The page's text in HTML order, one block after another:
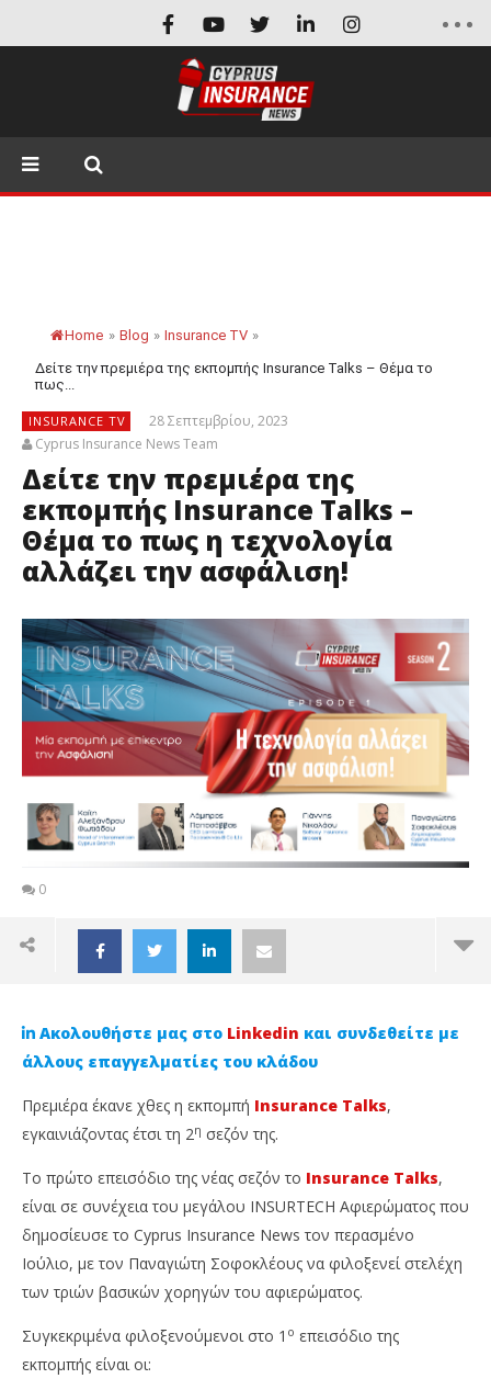
Home » Blog » Insurance TV »
Δείτε την πρεμιέρα της εκπομπής Insurance Talks – Θέμα το
πως...
INSURANCE TV
28 Σεπτεμβρίου, 2023
Cyprus Insurance News Team
Δείτε την πρεμιέρα της
εκπομπής Insurance Talks –
Θέμα το πως η τεχνολογία
αλλάζει την ασφάλιση!
0
NOW VIEWING
Δείτε την πρεμιέρα της εκπομπής Insurance Talks
– Θέμα το πως η τεχνολογία αλλάζει την
ασφάλιση!
Ακολουθήστε μας στο Linkedin και συνδεθείτε με
άλλους επαγγελματίες του κλάδου
Πρεμιέρα έκανε χθες η εκπομπή Insurance Talks,
εγκαινιάζοντας έτσι τη 2η σεζόν της.
Το πρώτο επεισόδιο της νέας σεζόν το Insurance Talks,
είναι σε συνέχεια του μεγάλου INSURTECH Αφιερώματος που
δημοσίευσε το Cyprus Insurance News τον περασμένο
Ιούλιο, με τον Παναγιώτη Σοφοκλέους να φιλοξενεί στελέχη
των τριών βασικών χορηγών του αφιερώματος.
Συγκεκριμένα φιλοξενούμενοι στο 1 ο επεισόδιο της
εκπομπής είναι οι: